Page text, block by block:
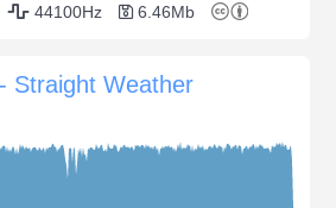
44100Hz 6.46Mb
Straight Weather